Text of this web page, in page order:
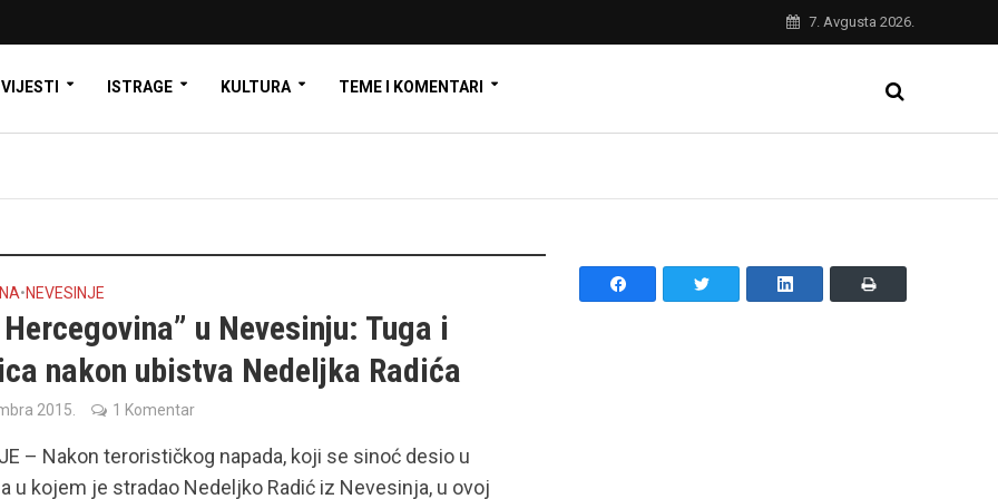
7. Avgusta 2026.
VIJESTI ISTRAGE KULTURA TEME I KOMENTARI
• NEVESINJE
u Nevesinju: Tuga i
nakon ubistva Nedeljka Radića
2015. 1 Komentar
– Nakon terorističkog napada, koji se sinoć desio u
u kojem je stradao Nedeljko Radić iz Nevesinja, u ovoj